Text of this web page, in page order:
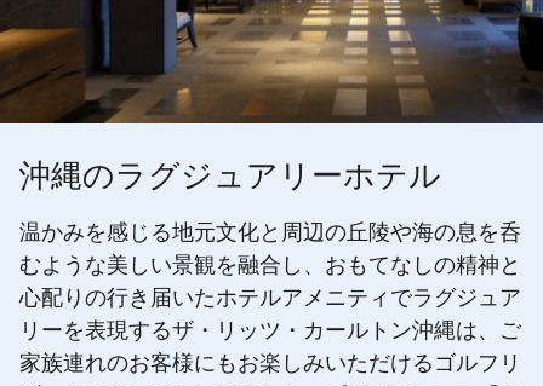
沖縄のラグジュアリーホテル
温かみを感じる地元文化と周辺の丘陵や海の息を呑
むような美しい景観を融合し、おもてなしの精神と
心配りの行き届いたホテルアメニティでラグジュア
リーを表現するザ・リッツ・カールトン沖縄は、ご
家族連れのお客様にもお楽しみいただけるゴルフリ